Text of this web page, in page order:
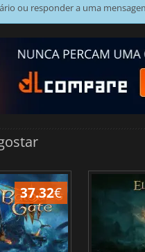
ou responder a uma
37.32€